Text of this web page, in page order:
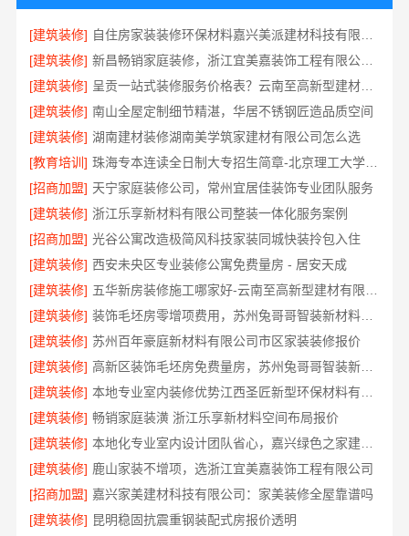
[建筑装修]
[建筑装修]
新昌畅销家庭装修，浙江宜美嘉装饰工程有限公司品质保证
[建筑装修]
呈贡一站式装修服务价格表？云南至高新型建材有限公司
[建筑装修] 南山全屋定制细节精湛，华居不锈钢匠造品质空间
[建筑装修] 湖南建材装修湖南美学筑家建材有限公司怎么选
[教育培训]
珠海专本连读全日制大专招生简章-北京理工大学珠海学院继续教育学院
[招商加盟] 天宁家庭装修公司，常州宜居佳装饰专业团队服务
[建筑装修] 浙江乐享新材料有限公司整装一体化服务案例
[招商加盟] 光谷公寓改造极简风科技家装同城快装拎包入住
[建筑装修] 西安未央区专业装修公寓免费量房 - 居安天成
[建筑装修]
[建筑装修]
装饰毛坯房零增项费用，苏州兔哥哥智装新材料有限公司
[建筑装修] 苏州百年豪庭新材料有限公司市区家装装修报价
[建筑装修]
高新区装饰毛坯房免费量房，苏州兔哥哥智装新材料有限公司贴心前期服务
[建筑装修]
[建筑装修] 畅销家庭装潢 浙江乐享新材料空间布局报价
[建筑装修]
本地化专业室内设计团队省心，嘉兴绿色之家建材科技有限公司
[建筑装修] 鹿山家装不增项，选浙江宜美嘉装饰工程有限公司
[招商加盟] 嘉兴家美建材科技有限公司：家美装修全屋靠谱吗
[建筑装修] 昆明稳固抗震重钢装配式房报价透明